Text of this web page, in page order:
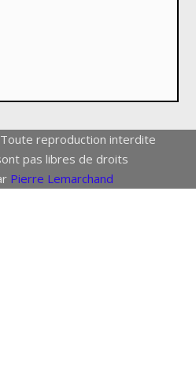
reproduction interdite
pas libres de droits
Pierre Lemarchand